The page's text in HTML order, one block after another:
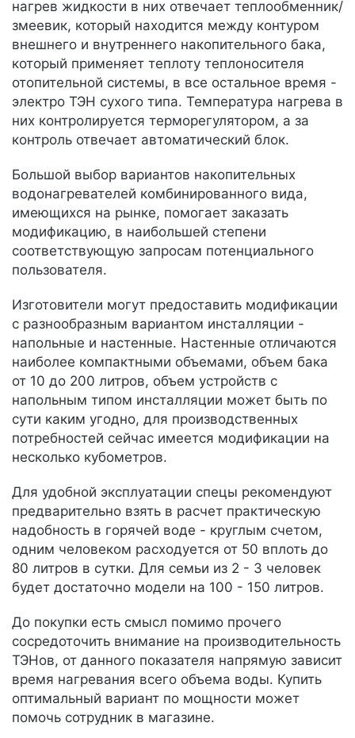
нагрев жидкости в них отвечает теплообменник/
змеевик, который находится между контуром
внешнего и внутреннего накопительного бака,
который применяет теплоту теплоносителя
отопительной системы, в все остальное время -
электро ТЭН сухого типа. Температура нагрева в
них контролируется терморегулятором, а за
контроль отвечает автоматический блок.
Большой выбор вариантов накопительных
водонагревателей комбинированного вида,
имеющихся на рынке, помогает заказать
модификацию, в наибольшей степени
соответствующую запросам потенциального
пользователя.
Изготовители могут предоставить модификации
с разнообразным вариантом инсталляции -
напольные и настенные. Настенные отличаются
наиболее компактными объемами, объем бака
от 10 до 200 литров, объем устройств с
напольным типом инсталляции может быть по
сути каким угодно, для производственных
потребностей сейчас имеется модификации на
несколько кубометров.
Для удобной эксплуатации спецы рекомендуют
предварительно взять в расчет практическую
надобность в горячей воде - круглым счетом,
одним человеком расходуется от 50 вплоть до
80 литров в сутки. Для семьи из 2 - 3 человек
будет достаточно модели на 100 - 150 литров.
До покупки есть смысл помимо прочего
сосредоточить внимание на производительность
ТЭНов, от данного показателя напрямую зависит
время нагревания всего объема воды. Купить
оптимальный вариант по мощности может
помочь сотрудник в магазине.